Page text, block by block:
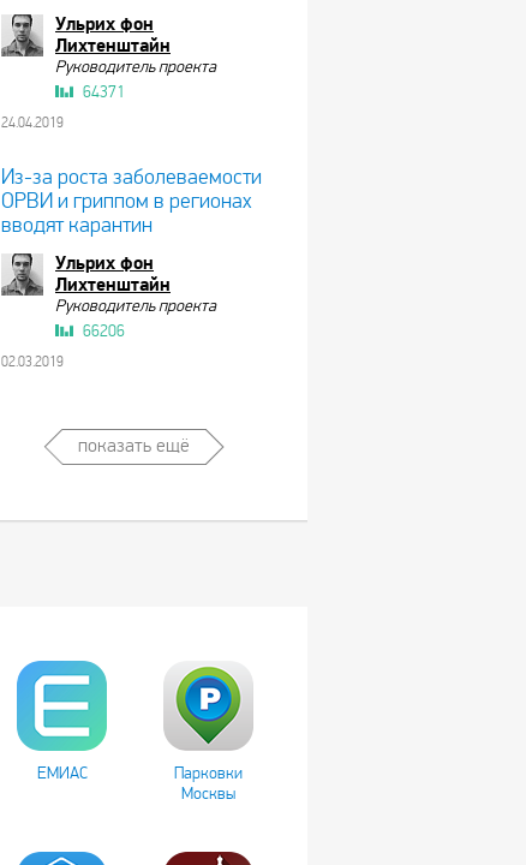
Ульрих фон
Лихтенштайн
Руководитель проекта
64371
24.04.2019
Из-за роста заболеваемости
ОРВИ и гриппом в регионах
вводят карантин
Ульрих фон
Лихтенштайн
Руководитель проекта
66206
02.03.2019
показать ещё
ЕМИАС
Парковки
Москвы